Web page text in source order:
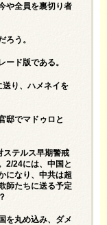
や全員を裏切り者
ろう。
ード版である。
送り、ハメネイを
邸でマドゥロと
ステルス早期警戒
2/24には、中国と
になり、中共は超
師たちに送る予定
を丸め込み、ダメ